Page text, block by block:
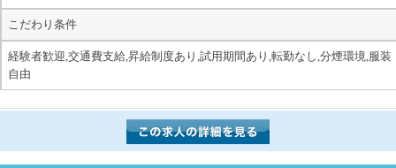
こだわり条件
経験者歓迎,交通費支給,昇給制度あり,試用期間あり,転勤なし,分煙環境,服装
自由